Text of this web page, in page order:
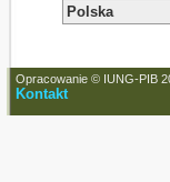
Polska
Opracowanie © IUNG-PIB
Kontakt